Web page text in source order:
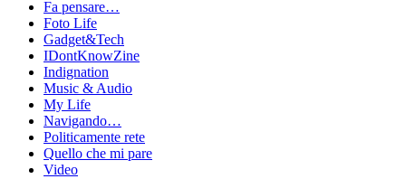
Fa pensare…
Foto Life
Gadget&Tech
IDontKnowZine
Indignation
Music & Audio
My Life
Navigando…
Politicamente rete
Quello che mi pare
Video